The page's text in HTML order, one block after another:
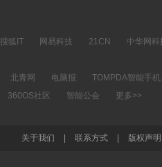
搜狐IT 网易科技 21CN
中华网科
北青网 电脑报
TOMPDA智能手机
360OS社区 智能公会 更多>>
关于我们 联系方式 版权声明